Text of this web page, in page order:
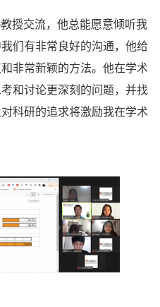
教授交流，他总能愿意倾听我
们有非常良好的沟通，他给
非常新颖的方法。他在学术
和讨论更深刻的问题，并找
科研的追求将激励我在学术